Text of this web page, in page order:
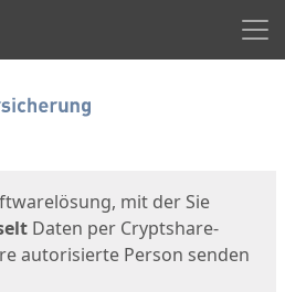
mit der Sie
Daten per Cryptshare-
autorisierte Person senden